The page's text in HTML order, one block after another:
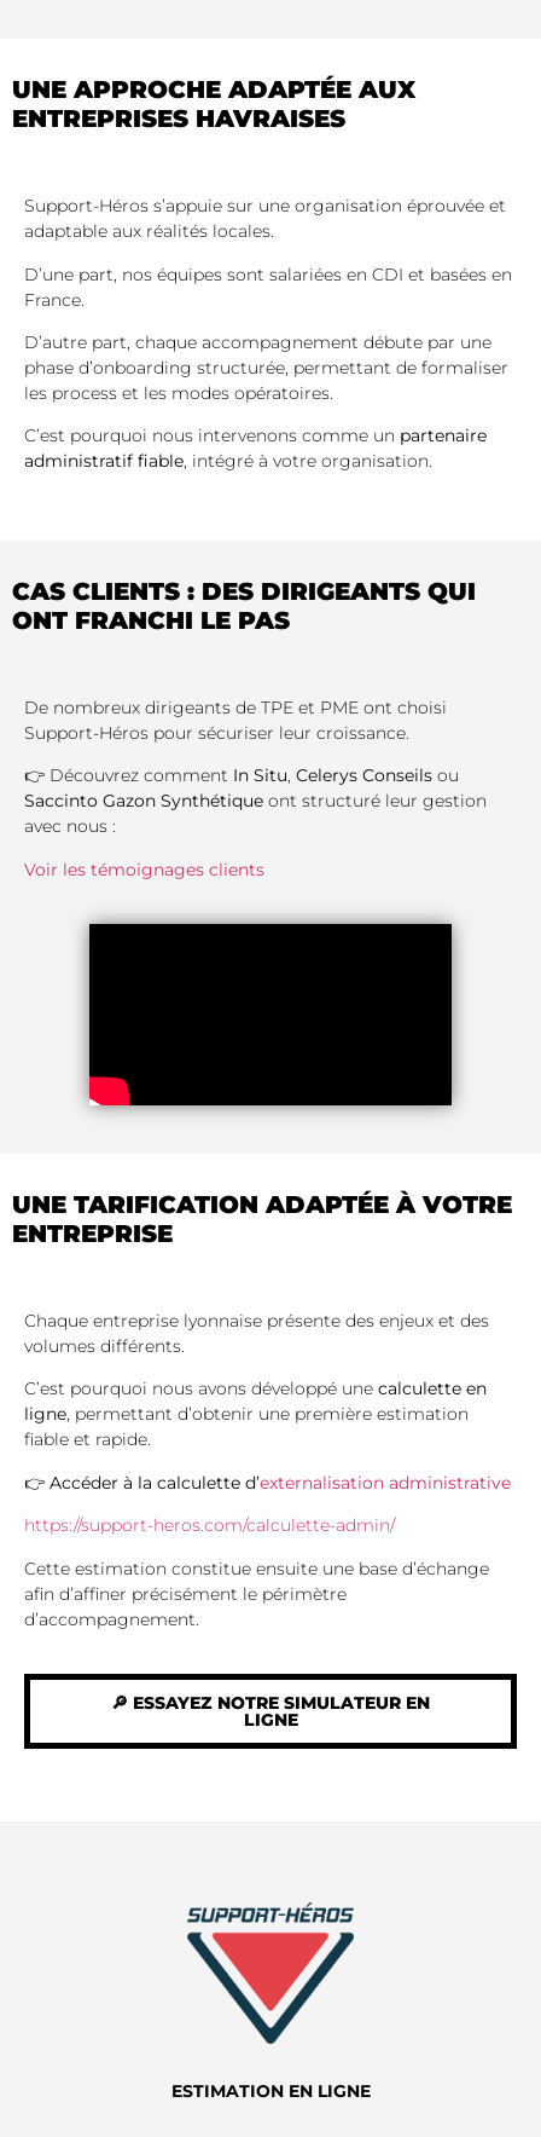
UNE APPROCHE ADAPTÉE AUX
ENTREPRISES HAVRAISES
Support-Héros s’appuie sur une organisation éprouvée et
adaptable aux réalités locales.
D’une part, nos équipes sont salariées en CDI et basées en
France.
D’autre part, chaque accompagnement débute par une
phase d’onboarding structurée, permettant de formaliser
les process et les modes opératoires.
C’est pourquoi nous intervenons comme un partenaire
administratif fiable, intégré à votre organisation.
CAS CLIENTS : DES DIRIGEANTS QUI
ONT FRANCHI LE PAS
De nombreux dirigeants de TPE et PME ont choisi
Support-Héros pour sécuriser leur croissance.
👉 Découvrez comment In Situ, Celerys Conseils ou
Saccinto Gazon Synthétique ont structuré leur gestion
avec nous :
Voir les témoignages clients
UNE TARIFICATION ADAPTÉE À VOTRE
ENTREPRISE
Chaque entreprise lyonnaise présente des enjeux et des
volumes différents.
C’est pourquoi nous avons développé une calculette en
ligne, permettant d’obtenir une première estimation
fiable et rapide.
👉 Accéder à la calculette d’externalisation administrative
https://support-heros.com/calculette-admin/
Cette estimation constitue ensuite une base d’échange
afin d’affiner précisément le périmètre
d’accompagnement.
🔎 ESSAYEZ NOTRE SIMULATEUR EN
LIGNE
ESTIMATION EN LIGNE